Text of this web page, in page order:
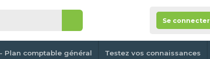
Se connecter
- Plan comptable général Testez vos connaissances